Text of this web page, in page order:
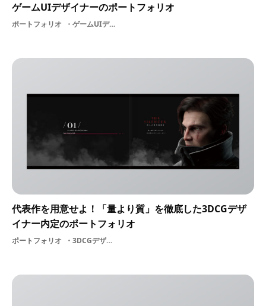
ゲームUIデザイナーのポートフォリオ
ポートフォリオ ゲームUIデザイナー
代表作を用意せよ！「量より質」を徹底した3DCGデザ
イナー内定のポートフォリオ
ポートフォリオ 3DCGデザイナー3DCGキャラクターデザイナー